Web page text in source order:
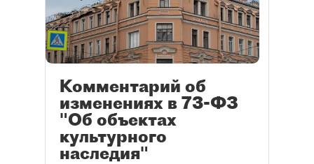
Комментарий об
изменениях в 73-ФЗ
"Об объектах
культурного
наследия"